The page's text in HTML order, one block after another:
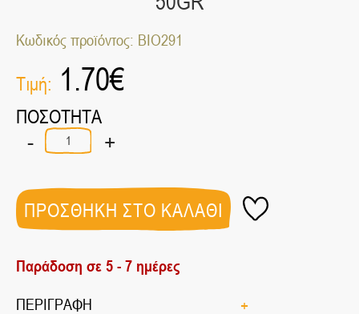
Κωδικός προϊόντος: ΒΙΟ291
Τιμή: 1.70€
ΠΟΣΟΤΗΤΑ
-
ΣΝΑΚ
ΚΟΚΚΙΝΗΣ
ΒΙΟ
50gr
ποσότητα
+
ΠΡΟΣΘΗΚΗ ΣΤΟ ΚΑΛΑΘΙ
Παράδοση σε 5 - 7 ημέρες
ΠΕΡΙΓΡΑΦΗ